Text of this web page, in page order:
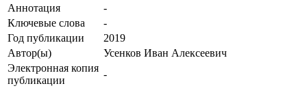
Аннотация
-
Ключевые cлова
-
Год публикации
2019
Автор(ы)
Усенков Иван Алексеевич
Электронная копия
публикации
-